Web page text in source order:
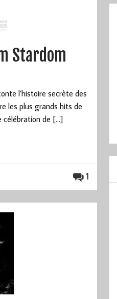
Stardom
l’histoire secrète des
les plus grands hits de
célébration de […]
1